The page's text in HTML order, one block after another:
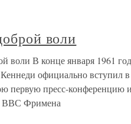
воли
воли В конце января 1961
официально вступил
первую пресс-конференцию
ВВС Фримена